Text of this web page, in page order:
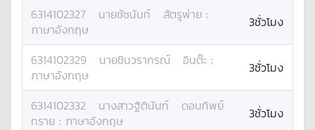
6314102327 นายชัชนันท์ สัตรูพ่าย :
ภาษาอังกฤษ
3ชั่วโมง
6314102329 นายชินวรากรณ์ อินต๊ะ :
ภาษาอังกฤษ
3ชั่วโมง
6314102332 นางสาวฐิตินันท์
ดอนทิพย์
ทราย : ภาษาอังกฤษ 3ชั่วโมง